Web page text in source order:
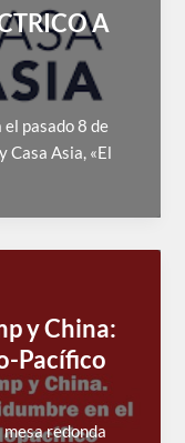
A
el pasado 8 de
Casa Asia, «El
y China:
Pacífico
redonda